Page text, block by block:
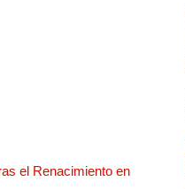
el Renacimiento en